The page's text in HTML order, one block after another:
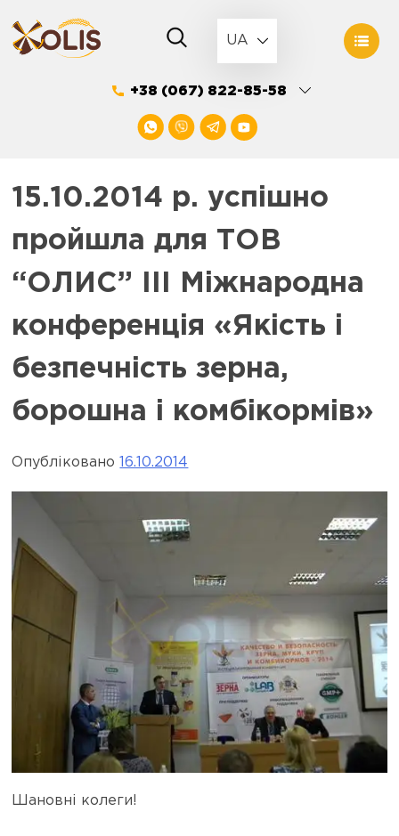
to
content
UA
+38 (067) 822-85-58
15.10.2014 р. успішно
пройшла для ТОВ
“ОЛИС” ІІІ Міжнародна
конференція «Якість і
безпечність зерна,
борошна і комбікормів»
Опубліковано 16.10.2014
Шановні колеги!